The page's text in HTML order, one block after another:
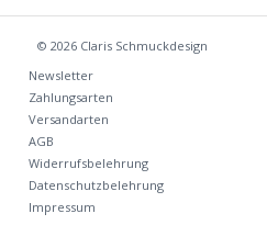
© 2026 Claris Schmuckdesign
Newsletter
Zahlungsarten
Versandarten
AGB
Widerrufsbelehrung
Datenschutzbelehrung
Impressum